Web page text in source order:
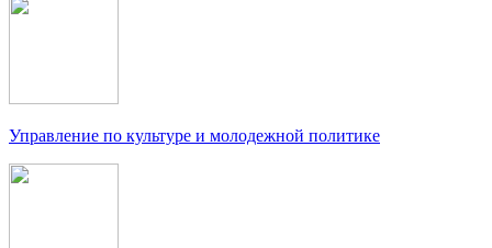
Управление по культуре и молодежной политике